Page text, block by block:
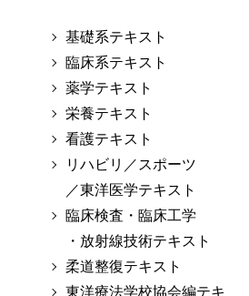
基礎系テキスト
臨床系テキスト
薬学テキスト
栄養テキスト
看護テキスト
リハビリ／スポーツ
／東洋医学テキスト
臨床検査・臨床工学
・放射線技術テキスト
柔道整復テキスト
東洋療法学校協会編テキ